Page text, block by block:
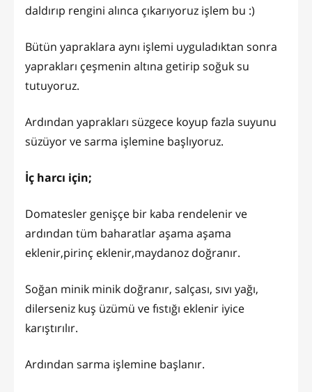
daldırıp rengini alınca çıkarıyoruz işlem bu :)
Bütün yapraklara aynı işlemi uyguladıktan sonra
yaprakları çeşmenin altına getirip soğuk su
tutuyoruz.
Ardından yaprakları süzgece koyup fazla suyunu
süzüyor ve sarma işlemine başlıyoruz.
İç harcı için;
Domatesler genişçe bir kaba rendelenir ve
ardından tüm baharatlar aşama aşama
eklenir,pirinç eklenir,maydanoz doğranır.
Soğan minik minik doğranır, salçası, sıvı yağı,
dilerseniz kuş üzümü ve fıstığı eklenir iyice
karıştırılır.
Ardından sarma işlemine başlanır.